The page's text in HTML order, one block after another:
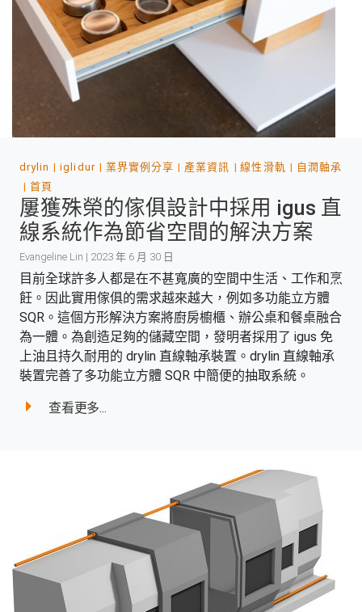
drylin iglidur 業界實例分享 產業資訊 線性滑軌
自潤軸承
首頁
屢獲殊榮的傢俱設計中採用 igus 直
線系統作為節省空間的解決方案
Evangeline Lin | 2023 年 6 月 30 日
目前全球許多人都是在不甚寬廣的空間中生活、工作和烹
飪。因此實用傢俱的需求越來越大，例如多功能立方體
SQR。這個方形解決方案將廚房櫥櫃、辦公桌和餐桌融合
為一體。為創造足夠的儲藏空間，發明者採用了 igus 免
上油且持久耐用的 drylin 直線軸承裝置。drylin 直線軸承
裝置完善了多功能立方體 SQR 中簡便的抽取系統。
查看更多...